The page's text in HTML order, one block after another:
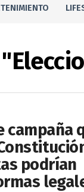
campaña
podrían